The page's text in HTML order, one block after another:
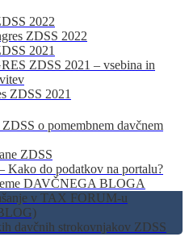
2022
ZDSS 2022
2021
ZDSS 2021 – vsebina in
ZDSS 2021
o pomembnem davčnem
ZDSS
do podatkov na portalu?
DAVČNEGA BLOGA
v TAX FORUM-u
davčnih strokovnjakov ZDSS